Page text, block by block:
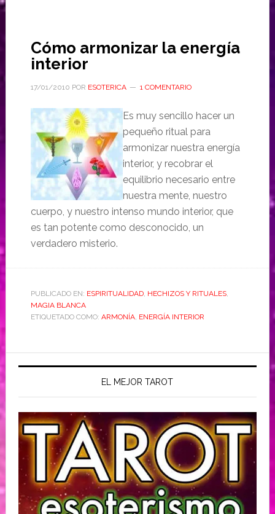
Cómo armonizar la energía
interior
17/01/2010 POR ESOTERICA 1 COMENTARIO
Es muy sencillo hacer un
pequeño ritual para
armonizar nuestra energía
interior, y recobrar el
equilibrio necesario entre
nuestra mente, nuestro
cuerpo, y nuestro intenso mundo interior, que
es tan potente como desconocido, un
verdadero misterio.
PUBLICADO EN: ESPIRITUALIDAD, HECHIZOS Y RITUALES,
MAGIA BLANCA
ETIQUETADO COMO: ARMONÍA, ENERGÍA INTERIOR
EL MEJOR TAROT